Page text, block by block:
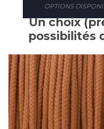
OPTIONS
Un choix
possibilités